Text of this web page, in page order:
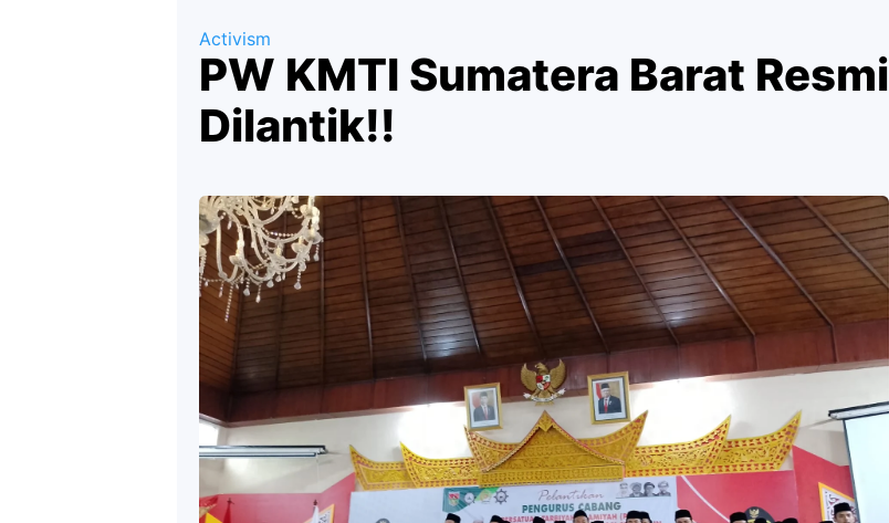
Activism
PW KMTI Sumatera Barat Resmi
Dilantik!!